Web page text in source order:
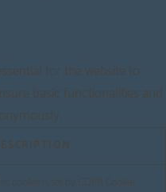
for the website to
basic functionalities and
cookie is set by GDPR Cookie